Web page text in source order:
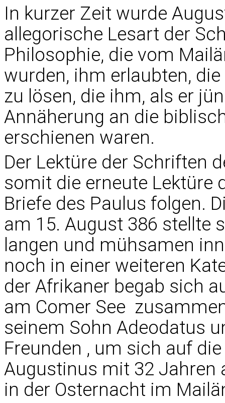
In kurzer Zeit wurde
allegorische Lesart der
Philosophie, die vom
wurden, ihm erlaubten,
zu lösen, die ihm, als er
Annäherung an die
erschienen waren.
Der Lektüre der Schriften
somit die erneute Lektüre
Briefe des Paulus folgen.
am 15. August 386 stellte
langen und mühsamen
noch in einer weiteren
der Afrikaner begab sich
am Comer See 
seinem Sohn Adeodatus
Freunden , um sich auf
Augustinus mit 32 Jahren
in der Osternacht im